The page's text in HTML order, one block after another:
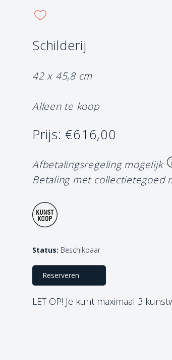
Schilderij
42 x 45,8 cm
Alleen te koop
Prijs: €616,00
Afbetalingsregeling mogelijk
Betaling met collectietegoed
Status: Beschikbaar
Reserveren
LET OP! Je kunt maximaal 3